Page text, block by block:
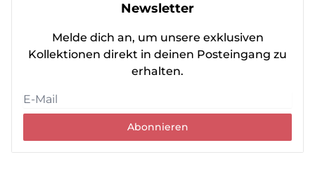
Newsletter
Melde dich an, um unsere exklusiven
Kollektionen direkt in deinen Posteingang zu
erhalten.
Abonnieren